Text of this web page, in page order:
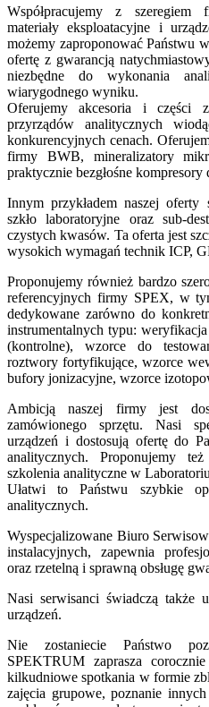
Współpracujemy z szeregiem
materiały eksploatacyjne i
możemy zaproponować Państwu
ofertę z gwarancją
niezbędne do wykonania
wiarygodnego wyniku.
Oferujemy akcesoria i części
przyrządów analitycznych
konkurencyjnych cenach.
firmy BWB, mineralizatory
praktycznie bezgłośne
Innym przykładem naszej oferty
szkło laboratoryjne oraz sub-
czystych kwasów. Ta oferta jest
wysokich wymagań technik ICP,
Proponujemy również bardzo
referencyjnych firmy SPEX, w
dedykowane zarówno do
instrumentalnych typu:
(kontrolne), wzorce do
roztwory fortyfikujące, wzorce
bufory jonizacyjne, wzorce
Ambicją naszej firmy jest
zamówionego sprzętu. Nasi
urządzeń i dostosują ofertę do
analitycznych. Proponujemy
szkolenia analityczne w
Ułatwi to Państwu szybkie
analitycznych.
Wyspecjalizowane Biuro
instalacyjnych, zapewnia
oraz rzetelną i sprawną obsługę
Nasi serwisanci świadczą także
urządzeń.
Nie zostaniecie Państwo
SPEKTRUM zaprasza
kilkudniowe spotkania w formie
zajęcia grupowe, poznanie